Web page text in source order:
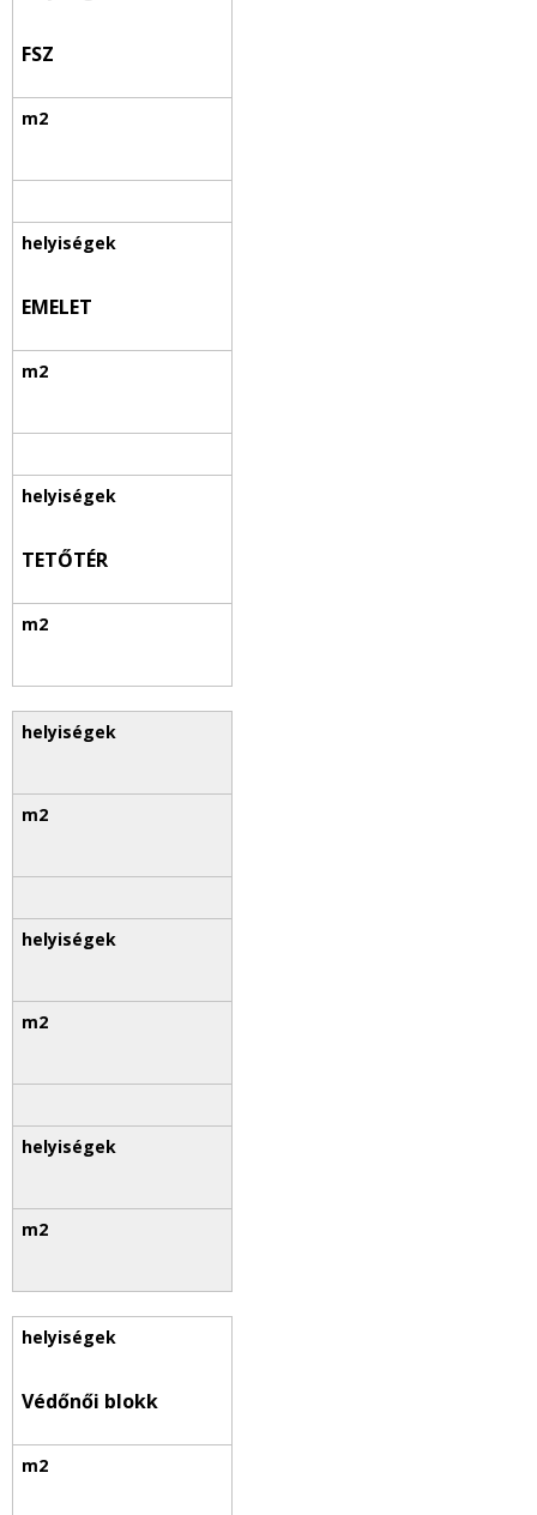
FSZ
EMELET
TETŐTÉR
Védőnői blokk